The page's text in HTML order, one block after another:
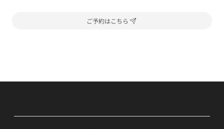
ご予約はこちら